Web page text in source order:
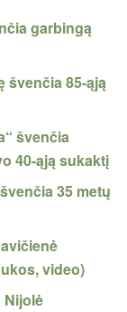
garbingą
švenčia 85-ąją
švenčia
40-ąją sukaktį
35 metų
video)
Nijolė